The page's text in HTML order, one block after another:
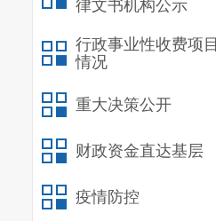
律文书机构公示
行政事业性收费项目
情况
重大决策公开
财政资金直达基层
疫情防控